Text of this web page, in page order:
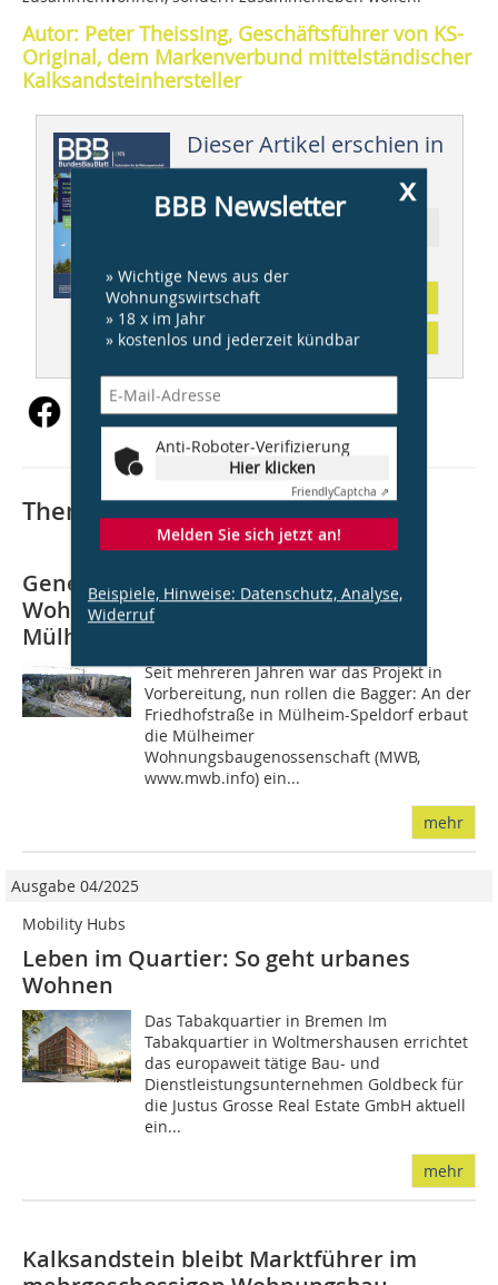
Autor: Peter Theissing, Geschäftsführer von KS-
Original, dem Markenverbund mittelständischer
Kalksandsteinhersteller
Dieser Artikel erschien in
Inhaltsverzeichnis
x
BBB Newsletter
» Wichtige News aus der
Wohnungswirtschaft
» 18 x im Jahr
» kostenlos und jederzeit kündbar
Anti-Roboter-Verifizierung
Hier klicken
FriendlyCaptcha ⇗
Melden Sie sich jetzt an!
Beispiele, Hinweise: Datenschutz, Analyse,
Widerruf
Thematisch passende Artikel:
Generationenübergreifendes
Wohnprojekt AwiS: Bauvorhaben in
Mülheim-Speldorf ist gestartet
Seit mehreren Jahren war das Projekt in
Vorbereitung, nun rollen die Bagger: An der
Friedhofstraße in Mülheim-Speldorf erbaut
die Mülheimer
Wohnungsbaugenossenschaft (MWB,
www.mwb.info) ein...
mehr
Ausgabe 04/2025
Mobility Hubs
Leben im Quartier: So geht urbanes
Wohnen
Das Tabakquartier in Bremen Im
Tabakquartier in Woltmershausen errichtet
das europaweit tätige Bau- und
Dienstleistungsunternehmen Goldbeck für
die Justus Grosse Real Estate GmbH aktuell
ein...
mehr
Kalksandstein bleibt Marktführer im